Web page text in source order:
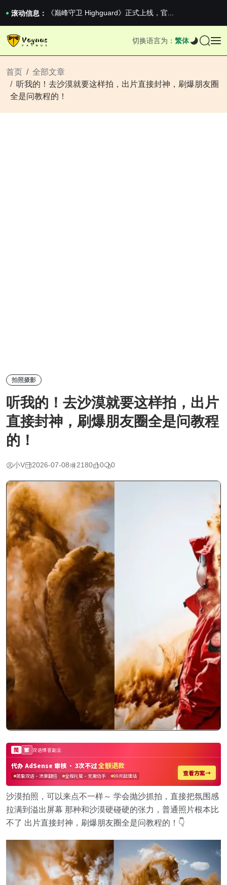
滚动信息：
男生找对象最重要的是什么？太真实了
2026澳网男单收官：全满贯对上全满亚，德约...
《巅峰守卫 Highguard》正式上线，官...
切换语言为： 繁体
首页
全部文章
听我的！去沙漠就要这样拍，出片直接封神，刷爆朋友圈
全是问教程的！
拍照摄影
听我的！去沙漠就要这样拍，出片
直接封神，刷爆朋友圈全是问教程
的！
小V 2026-07-08 2180 0 0
沙漠拍照，可以来点不一样～ 学会抛沙抓拍，直接把氛围感
拉满到溢出屏幕 那种和沙漠硬碰硬的张力，普通照片根本比
不了 出片直接封神，刷爆朋友圈全是问教程的！👇